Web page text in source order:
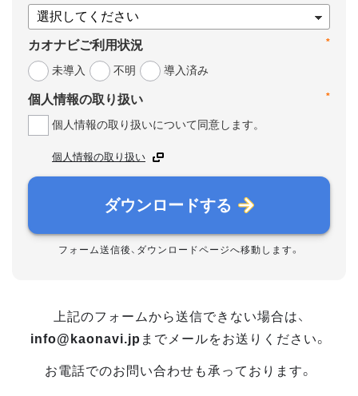
*
カオナビご利用状況
未導入
不明 導入済み
*
個人情報の取り扱い
個人情報の取り扱いについて同意します。
個人情報の取り扱い
ダウンロードする
フォーム送信後、ダウンロードページへ移動します。
上記のフォームから送信できない場合は、
info@kaonavi.jp までメールをお送りください。
お電話でのお問い合わせも承っております。